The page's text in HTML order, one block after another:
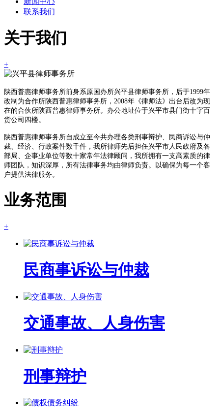
联系我们
关于我们
+
陕西普惠律师事务所前身系原国办所兴平县律师事务所，后于1999年
改制为合作所陕西普惠律师事务所，2008年《律师法》出台后改为现
在的合伙所陕西普惠律师事务所。办公地址位于兴平市县门街十字百
货公司四楼。
陕西普惠律师事务所自成立至今共办理各类刑事辩护、民商诉讼与仲
裁、经济、行政案件数千件，我所律师先后担任兴平市人民政府及各
部局、企事业单位等数十家常年法律顾问，我所拥有一支高素质的律
师团队，知识深厚，所有法律事务均由律师负责。以确保为每一个客
户提供法律服务。
业务范围
+
民商事诉讼与仲裁
交通事故、人身伤害
刑事辩护